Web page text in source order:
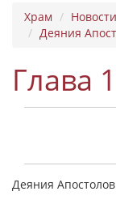
Храм Новости
Деяния
Глава
Деяния